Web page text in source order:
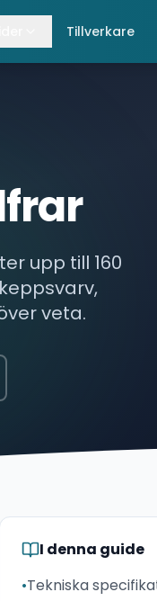
Tillverkare
upp till 160
veta.
I denna guide
•Tekniska